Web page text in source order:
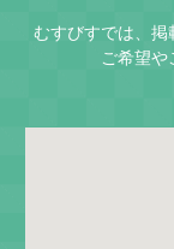
むすびすでは、掲
ご希望や